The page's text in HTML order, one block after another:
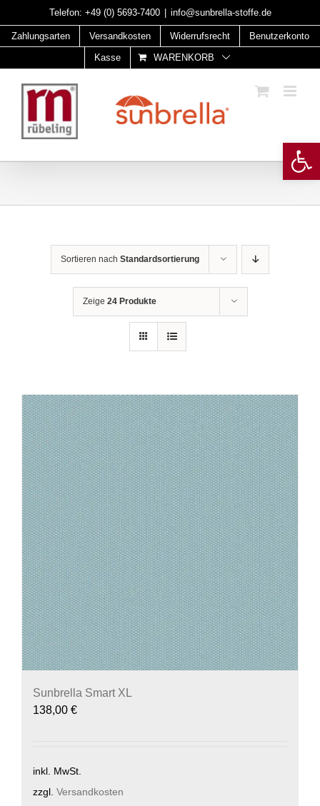
to
content
Telefon: +49 (0) 5693-7400 info@sunbrella-stoffe.de
Zahlungsarten Versandkosten Widerrufsrecht
Benutzerkonto
Kasse
WARENKORB
Sortieren nach Standardsortierung
Zeige 24 Produkte
Sunbrella Smart XL
138,00 €
inkl. MwSt.
zzgl. Versandkosten